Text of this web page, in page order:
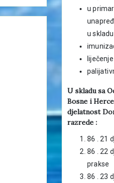
u
u
U skladu sa
Bosne i
djelatnost
razrede :
86 . 21
86 . 22
prakse
86 . 23